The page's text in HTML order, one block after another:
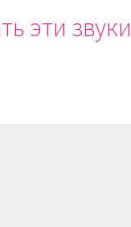
эти звуки